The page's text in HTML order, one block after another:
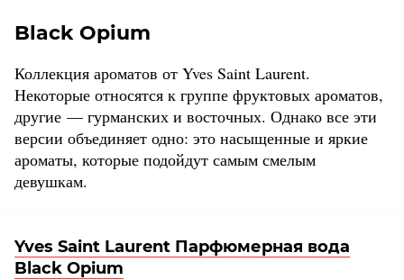
Black Opium
Коллекция ароматов от Yves Saint Laurent.
Некоторые относятся к группе фруктовых ароматов,
другие — гурманских и восточных. Однако все эти
версии объединяет одно: это насыщенные и яркие
ароматы, которые подойдут самым смелым
девушкам.
Yves Saint Laurent Парфюмерная вода
Black Opium